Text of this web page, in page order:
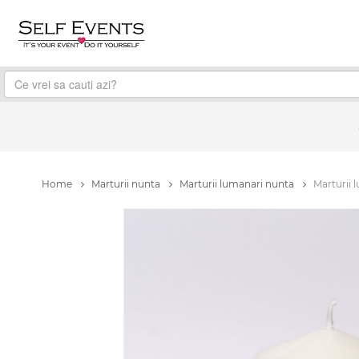
Home Marturii nunta Marturii lumanari nunta Marturii